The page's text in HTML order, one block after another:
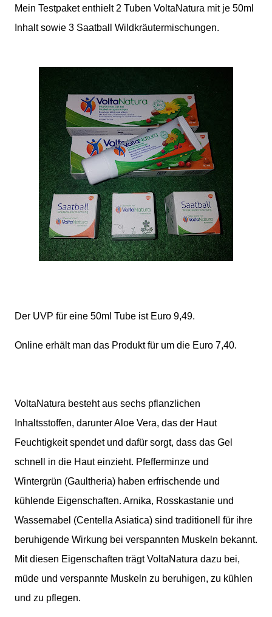
Mein Testpaket enthielt 2 Tuben VoltaNatura mit je 50ml
Inhalt sowie 3 Saatball Wildkräutermischungen.
Der UVP für eine 50ml Tube ist Euro 9,49.
Online erhält man das Produkt für um die Euro 7,40.
VoltaNatura besteht aus sechs pflanzlichen
Inhaltsstoffen, darunter Aloe Vera, das der Haut
Feuchtigkeit spendet und dafür sorgt, dass das Gel
schnell in die Haut einzieht. Pfefferminze und
Wintergrün (Gaultheria) haben erfrischende und
kühlende Eigenschaften. Arnika, Rosskastanie und
Wassernabel (Centella Asiatica) sind traditionell für ihre
beruhigende Wirkung bei verspannten Muskeln bekannt.
Mit diesen Eigenschaften trägt VoltaNatura dazu bei,
müde und verspannte Muskeln zu beruhigen, zu kühlen
und zu pflegen.